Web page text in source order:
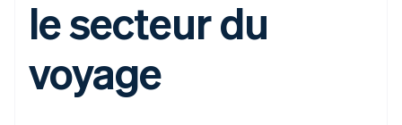
Moyens de
paiement
de 125 modes
de paiement
Terminal
Paiements en
Recognition
Automatisations
comptables
l’application
Places de marché
Gestion financière
Logiciels-services
ou une place de marché
Gérer les abonnements
Proposer une
facturation à
Entreprise
Feuille de route du
produit
le secteur du
voyage